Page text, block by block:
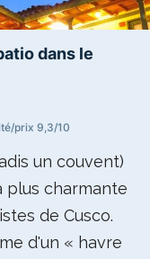
dans le
prix 9,3/10
un couvent)
plus charmante
de Cusco.
d'un « havre